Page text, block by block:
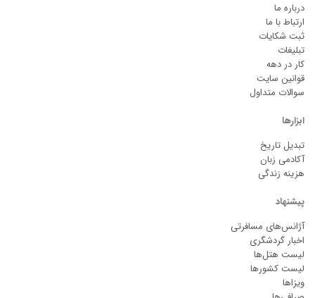
درباره ما
ارتباط با ما
ثبت شکایات
تبلیغات
کار در دهه
قوانین سایت
سوالات متداول
ابزارها
تبدیل تاریخ
آکادمی زبان
هزینه زندگی
پیشنهاد
آژانس‌های مسافرتی
اخبار گردشگری
لیست هتل‌ها
لیست کشورها
ویزاها